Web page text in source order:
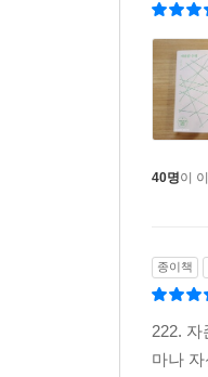
〈괜찮아
〈나쁜 습
두려워하
곳곳에 소
불편함마
행동하도
자존감 낮
잘못된 칭
우리가 잘
40명이
종이책
222.
마나